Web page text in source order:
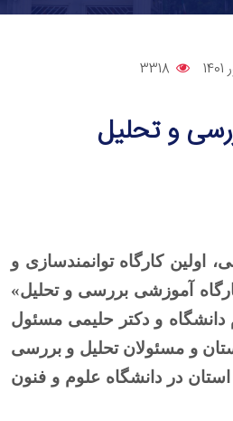
3318
و تحلیل
اولین کارگاه توانمندسازی و
آموزشی بررسی و تحلیل»
و دکتر حلیمی مسئول
و مسئولان تحلیل و بررسی
در دانشگاه علوم و فنون